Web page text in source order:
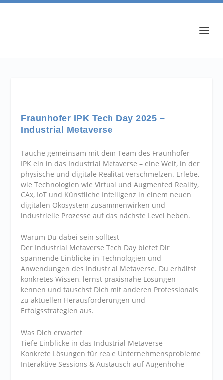
Fraunhofer IPK Tech Day 2025 –
Industrial Metaverse
Tauche gemeinsam mit dem Team des Fraunhofer
IPK ein in das Industrial Metaverse – eine Welt, in der
physische und digitale Realität verschmelzen. Erlebe,
wie Technologien wie Virtual und Augmented Reality,
CAx, IoT und Künstliche Intelligenz in einem neuen
digitalen Ökosystem zusammenwirken und
industrielle Prozesse auf das nächste Level heben.
Warum Du dabei sein solltest
Der Industrial Metaverse Tech Day bietet Dir
spannende Einblicke in Technologien und
Anwendungen des Industrial Metaverse. Du erhältst
konkretes Wissen, lernst praxisnahe Lösungen
kennen und tauschst Dich mit anderen Professionals
zu aktuellen Herausforderungen und
Erfolgsstrategien aus.
Was Dich erwartet
Tiefe Einblicke in das Industrial Metaverse
Konkrete Lösungen für reale Unternehmensprobleme
Interaktive Sessions & Austausch auf Augenhöhe